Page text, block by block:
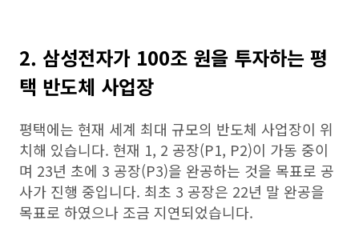
2. 삼성전자가 100조 원을 투자하는 평
택 반도체 사업장
평택에는 현재 세계 최대 규모의 반도체 사업장이 위
치해 있습니다. 현재 1, 2 공장(P1, P2)이 가동 중이
며 23년 초에 3 공장(P3)을 완공하는 것을 목표로 공
사가 진행 중입니다. 최초 3 공장은 22년 말 완공을
목표로 하였으나 조금 지연되었습니다.